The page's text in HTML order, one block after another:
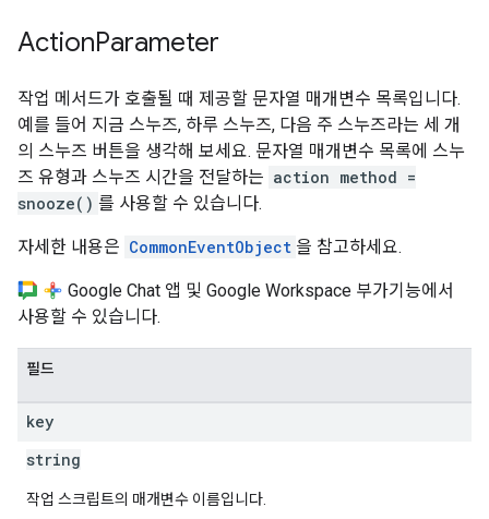
ActionParameter
작업 메서드가 호출될 때 제공할 문자열 매개변수 목록입니다.
예를 들어 지금 스누즈, 하루 스누즈, 다음 주 스누즈라는 세 개
의 스누즈 버튼을 생각해 보세요. 문자열 매개변수 목록에 스누
즈 유형과 스누즈 시간을 전달하는 action method =
snooze() 를 사용할 수 있습니다.
자세한 내용은 CommonEventObject 을 참고하세요.
Google Chat 앱 및 Google Workspace 부가기능에서
사용할 수 있습니다.
필드
key
string
작업 스크립트의 매개변수 이름입니다.